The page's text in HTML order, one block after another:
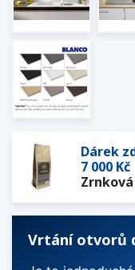
Dárek
7 000 Kč
Vrtání otvorů